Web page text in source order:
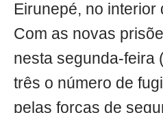
Eirunepé, no interior
Com as novas
nesta segunda-feira
três o número de
pelas forças de